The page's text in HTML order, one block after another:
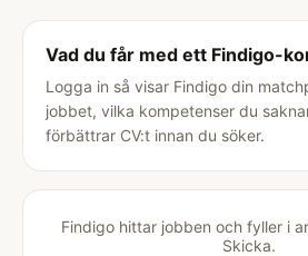
Vad du får med ett Findigo-
Logga in så visar Findigo din
jobbet, vilka kompetenser du
förbättrar CV:t innan du söker.
Findigo hittar jobben och fyller i
Skicka.